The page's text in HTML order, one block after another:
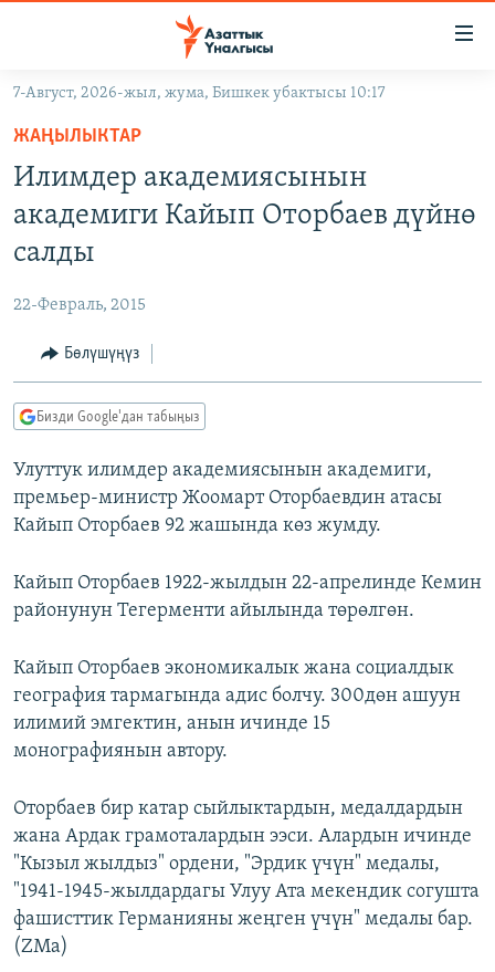
Навигацияга
өтүңүз
Издөөгө
салыңызКЫРГЫЗСТАН
МАДАНИЯТ
ТВ ПРОГРАММАЛАР
БҮГҮН АЗАТТЫКТА
ДАНИСТЕ
ЭЖЕ-СИҢДИЛЕР
ЫҢГАЙСЫЗ СУРООЛОР
ПОДКАСТ
ОНЛАЙН ШЕРИНЕ
ЭЕ/АРнун бардык сайттары
7-Август, 2026-жыл, жума, Бишкек убактысы 10:17
ЖАҢЫЛЫКТАР
Илимдер академиясынын
академиги Кайып Оторбаев дүйнө
салды
22-Февраль, 2015
Бөлүшүңүз
Бизди Google'дан табыңыз
Улуттук илимдер академиясынын академиги,
премьер-министр Жоомарт Оторбаевдин атасы
Кайып Оторбаев 92 жашында көз жумду.
Кайып Оторбаев 1922-жылдын 22-апрелинде Кемин
районунун Тегерменти айылында төрөлгөн.
Кайып Оторбаев экономикалык жана социалдык
география тармагында адис болчу. 300дөн ашуун
илимий эмгектин, анын ичинде 15
монографиянын автору.
Оторбаев бир катар сыйлыктардын, медалдардын
жана Ардак грамоталардын ээси. Алардын ичинде
"Кызыл жылдыз" ордени, "Эрдик үчүн" медалы,
"1941-1945-жылдардагы Улуу Ата мекендик согушта
фашисттик Германияны жеңген үчүн" медалы бар.
(ZMa)